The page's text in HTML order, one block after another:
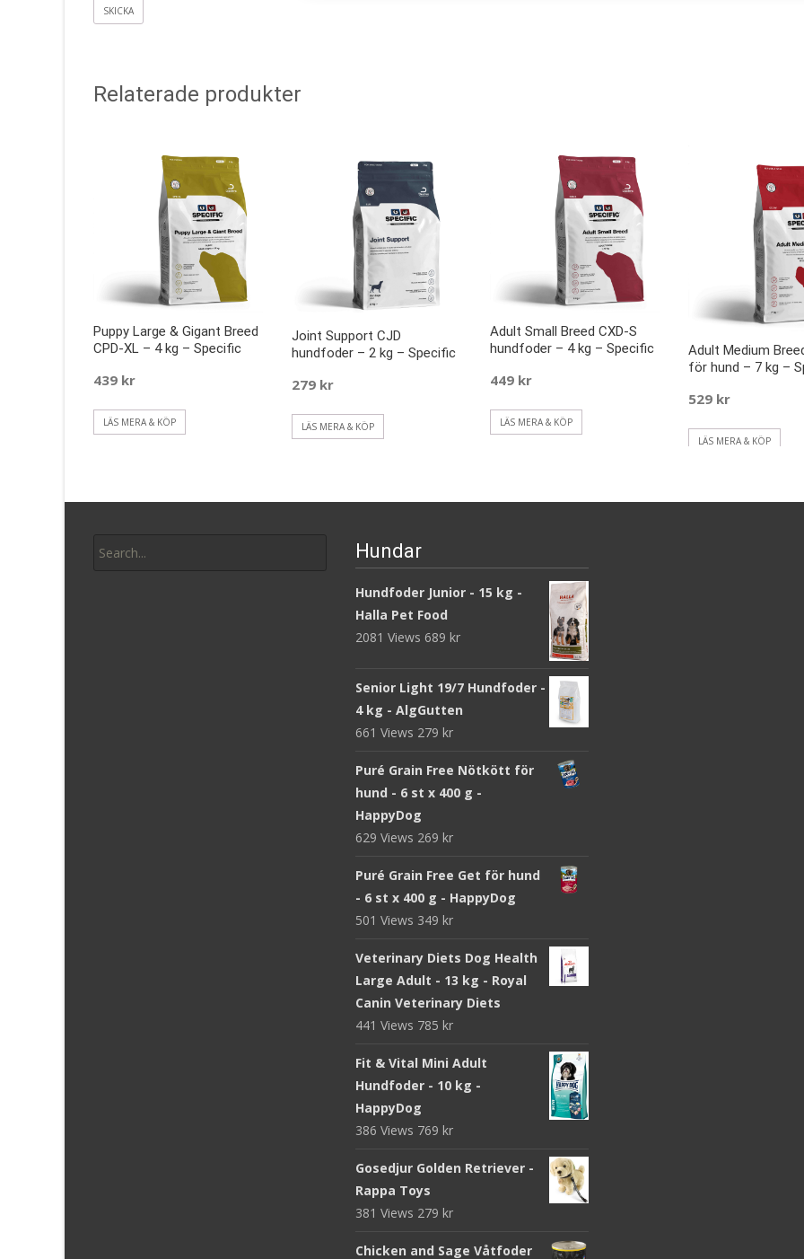
Relaterade produkter
Puppy Large & Gigant Breed
CPD-XL – 4 kg – Specific
439 kr
LÄS MERA & KÖP
Joint Support CJD
hundfoder – 2 kg – Specific
279 kr
LÄS MERA & KÖP
Adult Small Breed CXD-S
hundfoder – 4 kg – Specific
449 kr
LÄS MERA & KÖP
Adult Medium
för hund – 7 kg –
529 kr
LÄS MERA & KÖP
for:
Hundar
Hundfoder Junior - 15 kg -
Halla Pet Food
2081 Views 689 kr
Senior Light 19/7 Hundfoder -
4 kg - AlgGutten
661 Views 279 kr
Puré Grain Free Nötkött för
hund - 6 st x 400 g -
HappyDog
629 Views 269 kr
Puré Grain Free Get för hund
- 6 st x 400 g - HappyDog
501 Views 349 kr
Veterinary Diets Dog Health
Large Adult - 13 kg - Royal
Canin Veterinary Diets
441 Views 785 kr
Fit & Vital Mini Adult
Hundfoder - 10 kg -
HappyDog
386 Views 769 kr
Gosedjur Golden Retriever -
Rappa Toys
381 Views 279 kr
Chicken and Sage Våtfoder